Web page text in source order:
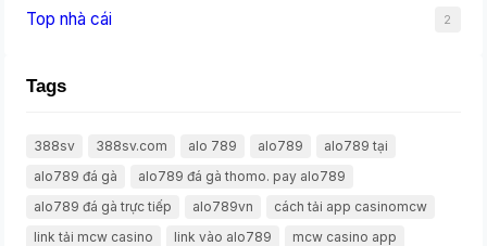
Top nhà cái 2
Tags
388sv 388sv.com alo 789 alo789
alo789 tại
alo789 đá gà
alo789 đá gà thomo. pay alo789
alo789 đá gà trực tiếp
alo789vn
cách tải app casinomcw
link tải mcw casino
link vào alo789
mcw casino app